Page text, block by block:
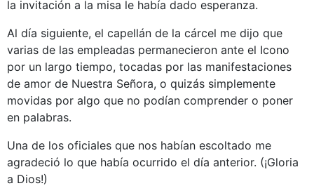
la invitación a la misa le había dado esperanza.
Al día siguiente, el capellán de la cárcel me dijo que
varias de las empleadas permanecieron ante el Icono
por un largo tiempo, tocadas por las manifestaciones
de amor de Nuestra Señora, o quizás simplemente
movidas por algo que no podían comprender o poner
en palabras.
Una de los oficiales que nos habían escoltado me
agradeció lo que había ocurrido el día anterior. (¡Gloria
a Dios!)